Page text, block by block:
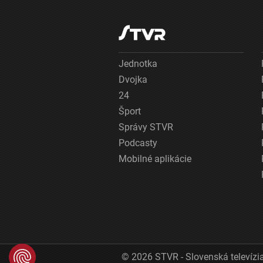
Jednotka
Dvojka
24
Šport
Správy STVR
Podcasty
Mobilné aplikácie
© 2026 STVR - Slovenská